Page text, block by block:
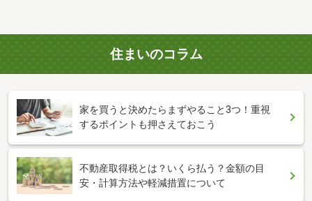
住まいのコラム
家を買うと決めたらまずやること3つ！重視
するポイントも押さえておこう
不動産取得税とは？いくら払う？金額の目
安・計算方法や軽減措置について